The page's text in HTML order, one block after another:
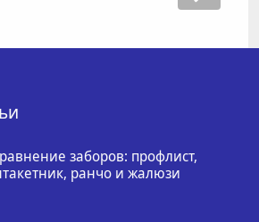
заборов: профлист,
ранчо и жалюзи